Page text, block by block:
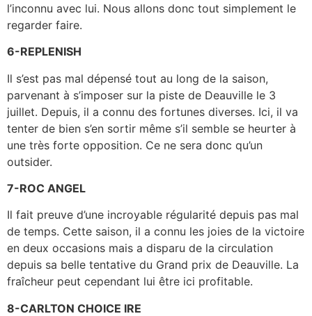
l’inconnu avec lui. Nous allons donc tout simplement le
regarder faire.
6-REPLENISH
Il s’est pas mal dépensé tout au long de la saison,
parvenant à s’imposer sur la piste de Deauville le 3
juillet. Depuis, il a connu des fortunes diverses. Ici, il va
tenter de bien s’en sortir même s’il semble se heurter à
une très forte opposition. Ce ne sera donc qu’un
outsider.
7-ROC ANGEL
Il fait preuve d’une incroyable régularité depuis pas mal
de temps. Cette saison, il a connu les joies de la victoire
en deux occasions mais a disparu de la circulation
depuis sa belle tentative du Grand prix de Deauville. La
fraîcheur peut cependant lui être ici profitable.
8-CARLTON CHOICE IRE